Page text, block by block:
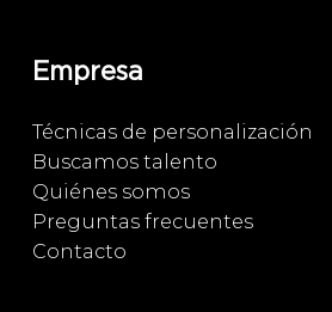
Empresa
Técnicas de personalización
Buscamos talento
Quiénes somos
Preguntas frecuentes
Contacto